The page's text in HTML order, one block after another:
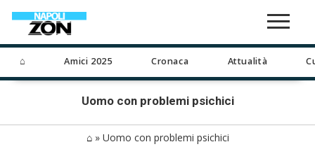
⌂ Amici 2025 Cronaca Attualità
Uomo con problemi psichici
⌂» Uomo con problemi psichici